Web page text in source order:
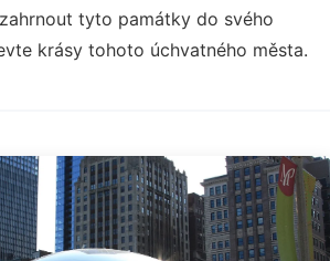
tyto památky do svého
krásy tohoto úchvatného města.